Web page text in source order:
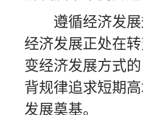
遵循经济发
经济发展正处在
变经济发展方式
背规律追求短期
发展奠基。